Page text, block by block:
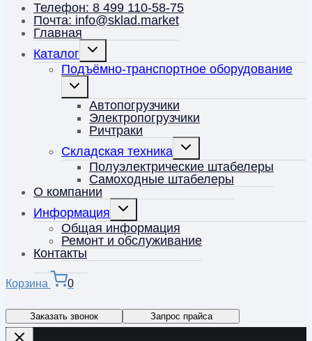
Телефон: 8 499 110-58-75
Почта: info@sklad.market
Главная
Каталог
Переключить
меню
Подъёмно-транспортное оборудование
Переключить
меню Автопогрузчики
Электропогрузчики
Ричтраки
Складская техника
Переключить
меню
Полуэлектрические штабелеры
Самоходные штабелеры
О компании
Информация
Переключить
меню
Общая информация
Ремонт и обслуживание
Контакты
Корзина 0
Заказать звонок Запрос прайса